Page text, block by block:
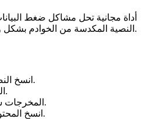
أداة مجانية تحل مشاكل ضغط
النصية المكدسة من الخوادم بشكل واضح جداً ومنظم بالألوان.
1: انسخ النص المراد تنسيقه.
2: الصقه في المحرر.
3: المخرجات سيتم ترتيبها فوراً.
4: انسخ المحتوى للعودة للعمل.